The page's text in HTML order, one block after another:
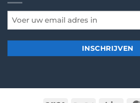
email
*